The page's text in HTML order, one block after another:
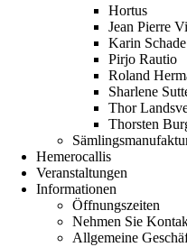
Hortus
Jean Pierre
Karin Schade
Pirjo Rautio
Roland
Sharlene
Thor
Thorsten
Hemerocallis
Veranstaltungen
Informationen
Öffnungszeiten
Nehmen Sie
Allgemeine